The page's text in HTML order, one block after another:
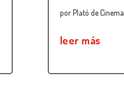
porPlató de Cinema
leer más